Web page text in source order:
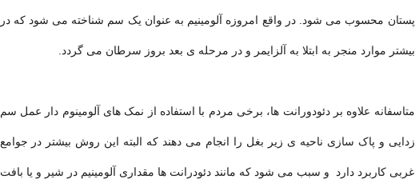
پستان محسوب می شود. در واقع امروزه آلومینیم به عنوان یک سم شناخته می شود که در
بیشتر موارد منجر به ابتلا به آلزایمر و در مرحله ی بعد بروز سرطان می گردد.
متاسفانه علاوه بر دئودورانت ها، برخی مردم با استفاده از نمک های آلومینوم دار عمل سم
زدایی و پاک سازی ناحیه ی زیر بغل را انجام می دهند که البته این روش بیشتر در جوامع
غربی کاربرد دارد و سبب می شود که مانند دئودرانت ها مقداری آلومینیم در شیر و یا بافت